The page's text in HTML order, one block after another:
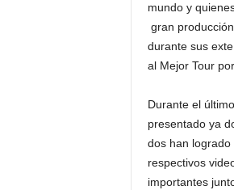
mundo y
gran
durante sus
al Mejor Tour
Durante el
presentado ya
dos han logrado
respectivos
importantes